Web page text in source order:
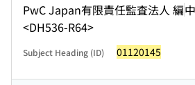
PwC Japan有限責任監査法人 編
<DH536-R64>
Subject Heading (ID) 01120145